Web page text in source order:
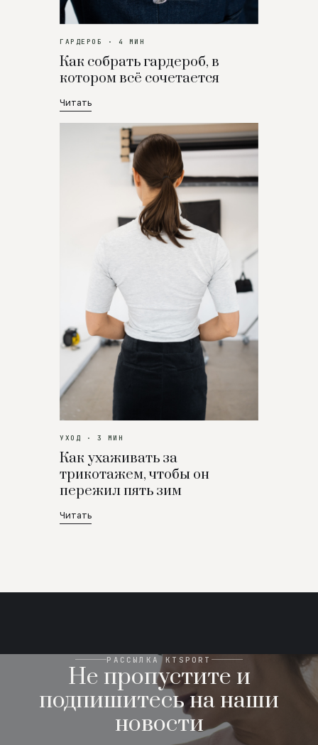
ГАРДЕРОБ · 4 МИН
Как собрать гардероб, в
котором всё сочетается
Читать
УХОД · 3 МИН
Как ухаживать за
трикотажем, чтобы он
пережил пять зим
Читать
РАССЫЛКА KTSPORT
Не пропустите и
подпишитесь на наши
новости